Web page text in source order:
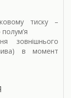
тиску –
зовнішнього
в момент